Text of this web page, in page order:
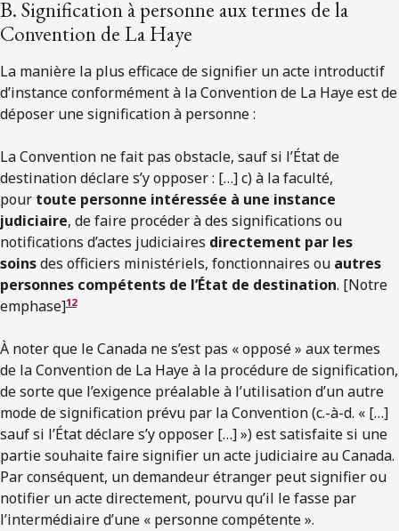
B. Signification à personne aux termes de la
Convention de La Haye
La manière la plus efficace de signifier un acte introductif
d’instance conformément à la Convention de La Haye est de
déposer une signification à personne :
La Convention ne fait pas obstacle, sauf si l’État de
destination déclare s’y opposer : […] c) à la faculté,
pour toute personne intéressée à une instance
judiciaire, de faire procéder à des significations ou
notifications d’actes judiciaires directement par les
soinsdes officiers ministériels, fonctionnaires ou autres
personnes compétents de l’État de destination. [Notre
emphase]12
À noter que le Canada ne s’est pas « opposé » aux termes
de la Convention de La Haye à la procédure de signification,
de sorte que l’exigence préalable à l’utilisation d’un autre
mode de signification prévu par la Convention (c.-à-d. « […]
sauf si l’État déclare s’y opposer […] ») est satisfaite si une
partie souhaite faire signifier un acte judiciaire au Canada.
Par conséquent, un demandeur étranger peut signifier ou
notifier un acte directement, pourvu qu’il le fasse par
l’intermédiaire d’une « personne compétente ».